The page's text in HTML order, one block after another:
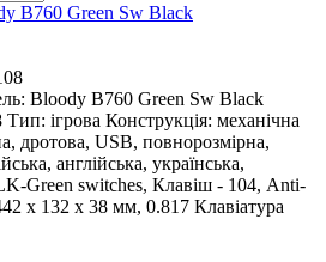
B760 Green Sw Black
Bloody B760 Green Sw Black
Тип: ігрова Конструкція: механічна
дротова, USB, повнорозмірна,
англійська, українська,
Green switches, Клавіш - 104, Anti-
х 132 х 38 мм, 0.817 Клавіатура